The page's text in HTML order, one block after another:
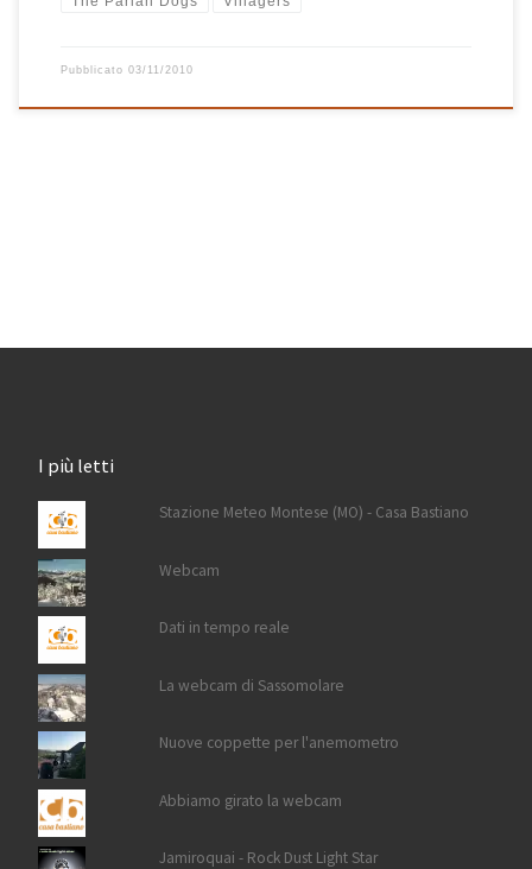
Pubblicato 03/11/2010
I più letti
Stazione Meteo Montese (MO) - Casa Bastiano
Webcam
Dati in tempo reale
La webcam di Sassomolare
Nuove coppette per l'anemometro
Abbiamo girato la webcam
Jamiroquai - Rock Dust Light Star